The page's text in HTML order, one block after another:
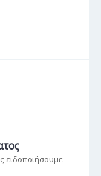
ειδοποιήσουμε